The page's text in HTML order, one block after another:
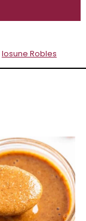
Iosune Robles